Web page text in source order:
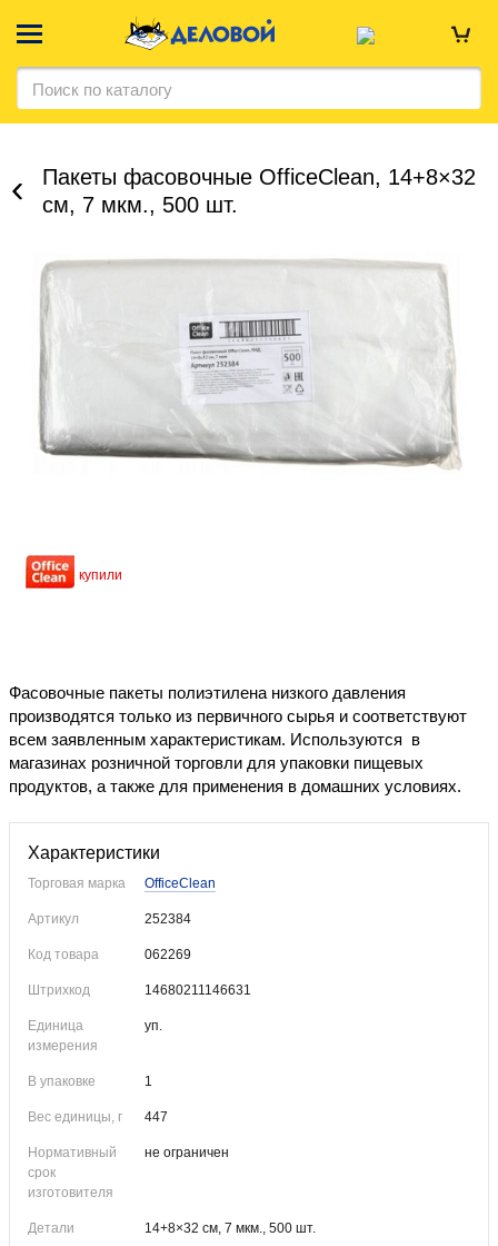
Пакеты фасовочные OfficeClean, 14+8×32
см, 7 мкм., 500 шт.
Уже купили
Фасовочные пакеты полиэтилена низкого давления
производятся только из первичного сырья и соответствуют
всем заявленным характеристикам. Используются в
магазинах розничной торговли для упаковки пищевых
продуктов, а также для применения в домашних условиях.
Характеристики
Торговая марка OfficeClean
Артикул 252384
Код товара 062269
Штрихкод 14680211146631
Единица
измерения
уп.
В упаковке 1
Вес единицы, г 447
Нормативный
срок
изготовителя
не ограничен
Детали 14+8×32 см, 7 мкм., 500 шт.